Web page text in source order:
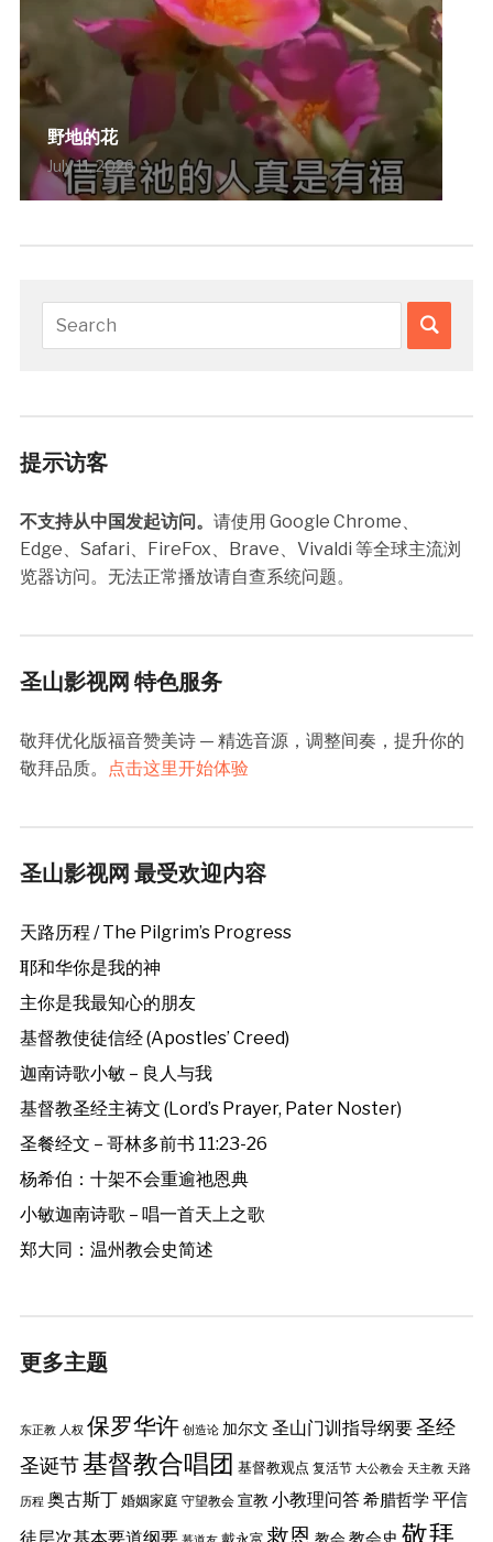
野地的花
July 11, 2026
提示访客
不支持从中国发起访问。 请使用 Google Chrome、
Edge、Safari、FireFox、Brave、Vivaldi 等全球主流浏
览器访问。无法正常播放请自查系统问题。
圣山影视网 特色服务
敬拜优化版福音赞美诗 — 精选音源，调整间奏，提升你的
敬拜品质。
点击这里开始体验
圣山影视网 最受欢迎内容
天路历程 / The Pilgrim’s Progress
耶和华你是我的神
主你是我最知心的朋友
基督教使徒信经 (Apostles’ Creed)
迦南诗歌小敏 – 良人与我
基督教圣经主祷文 (Lord’s Prayer, Pater Noster)
圣餐经文 – 哥林多前书 11:23-26
杨希伯：十架不会重逾祂恩典
小敏迦南诗歌 – 唱一首天上之歌
郑大同：温州教会史简述
更多主题
东正教 人权 保罗华许 创造论 加尔文 圣山门训指导纲要圣经
圣诞节基督教合唱团 基督教观点 复活节 大公教会 天主教 天路
历程 奥古斯丁婚姻家庭 守望教会 宣教 小教理问答希腊哲学平信
徒层次基本要道纲要
戴永富 救恩 教会 敬拜